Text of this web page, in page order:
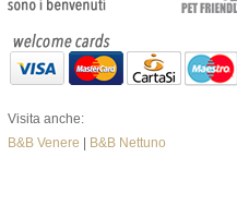
Visita anche:
B&B Venere
B&B Nettuno